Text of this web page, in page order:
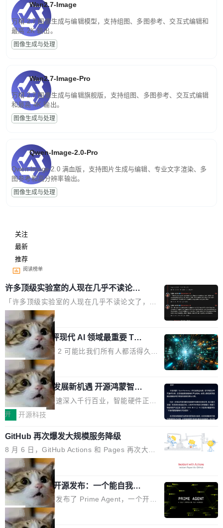
Wan2.7-Image
万相 2.7 图像生成与编辑模型，支持组图、多图参考、交互式编辑和
最高 2K 输出。
图像生成与处理
Wan2.7-Image-Pro
万相 2.7 图像生成与编辑旗舰版，支持组图、多图参考、交互式编辑
和最高 4K 输出。
图像生成与处理
Qwen-Image-2.0-Pro
Qwen-Image-2.0 满血版，支持图片生成与编辑、专业文字渲染、多
图参考和高分辨率输出。
图像生成与处理
关注
最新
推荐
阅读榜单
许多顶级实验室的人现在几乎不读论文
了
「许多顶级实验室的人现在几乎不读论文了，而
且他们认为 ICLR/ICML/NeurIPS 充斥着大量过
度宣传和欺诈。」 OpenAI 研究员 Keller Jorda
n 这条推文引发了广泛讨论。他不是在说风凉
话，他是说出了一个圈内人尽皆知但很少公开捅
破的事实。 Jordan 随后补充了一句软化声明：
「我不认为这些会议上大部分论文都在过度宣传
或造假。问题是，作为读者，如果你筛选出那些
看起来最令人兴奋的论文，那它们大部分都是过
度宣传的。」 这才是真正的痛点。不是所有论文
都有问题，是最吸引眼球的那批论文最有问题。
他引用的帖子来自 Mathew Shen，一位 ICLR 2
026 的读者：「看了篇 ...
局
xAI 前工程师评现代 AI 领域最重要 Top
3 开源项目
Flash Attention 2 可能比我们所有人都活得久。
这句话不是来自某个技术博客，而是出自 Hieu
Pham 的一条推文。Hieu Pham 是谁？他是 xAI
的早期工程师之一，在 Grok 训练基础设施团队
工作过。近日他在 X 上发了一条帖子，列出了他
认为现代 AI 领域最重要的三个开源项目。 第一
个名字毫无悬念：Flash Attention 2。 Hieu 的
理由很具体。FA 系列不需要解释，但 FA2 是他
认为最重要的一个——复杂度恰到好处，刚好能
驱动你去学 CuTe，但还没被那些"邪恶的" Hopp
er++ 优化所淹没，足够容易修改和适配。 更关
键的是 FA2 的持久性...
局
共商智能硬件发展新机遇 开源鸿蒙智能
硬件开发者日杭州站即将举行
随着万物智联加速深入千行百业，智能硬件正从
单点设备迈向智能化、网联化、协同化发展。作
鸿蒙通过统一技术底座和分布式能力，为不同类
型智能设备的开发、连接与互联提供关键支撑，
也为产业链企业探索产品创新与商业增长打开新
的空间。 8月14日，开源鸿蒙智能硬件开发者日
（OHDD：OpenHarmony Hardware Develope
r Day）将在杭州启航。活动面向智能硬件产业
链企业和开发者，邀请行业专家与资深技术顾
问，围绕开源鸿蒙技术能力、设备适配、芯片适
开 开源科技
GitHub 再次爆发大规模服务降级
8 月 6 日，GitHub Actions 和 Pages 再次大规
模服务降级，Actions 完全不可用超过 5 小时，
webhook 停发，连自托管 runner 也因调度层故
障无法工作。Pages、Copilot code review、C
opilot coding agent 全部受影响。从检测到完全
恢复，大约 12 小时。 这是 2026 年 8 月的第六
起事故，其中四起与 AI/Copilot 服务相关。 Git
局
Prime Agent 开源发布：一个能自我改
进的编程 Agent，ARC-AGI 3 超越人类
专家基线
Prime Intellect 发布了 Prime Agent，一个开源
的编程 Agent Harness，核心设计围绕两个抽
象：Recursive Language Model（RLM）和 C
局